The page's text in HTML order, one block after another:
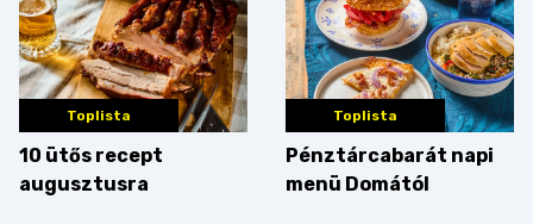
Toplista
10 ütős recept
augusztusra
Toplista
Pénztárcabarát napi
menü Domától